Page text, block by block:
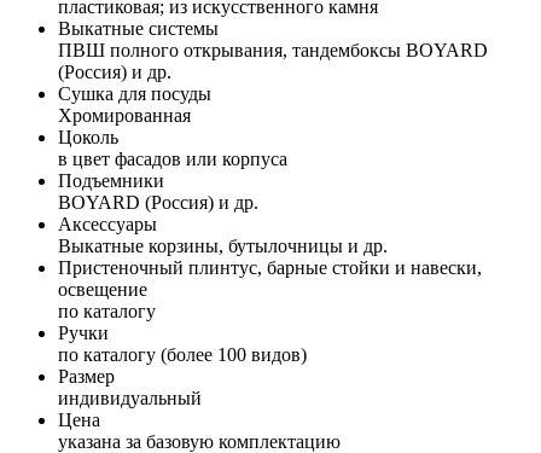
пластиковая; из искусственного камня
Выкатные системы
ПВШ полного открывания, тандембоксы BOYARD
(Россия) и др.
Сушка для посуды
Хромированная
Цоколь
в цвет фасадов или корпуса
Подъемники
BOYARD (Россия) и др.
Аксессуары
Выкатные корзины, бутылочницы и др.
Пристеночный плинтус, барные стойки и навески,
освещение
по каталогу
Ручки
по каталогу (более 100 видов)
Размер
индивидуальный
Цена
указана за базовую комплектацию